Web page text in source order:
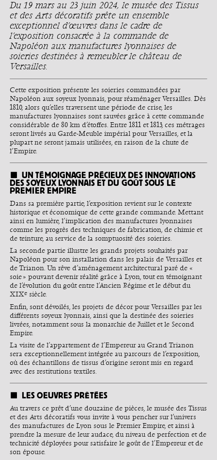
Du 19 mars au 23 juin 2024, le musée des Tissus
et des Arts décoratifs prête un ensemble
exceptionnel d’œuvres dans le cadre de
l’exposition consacrée à la commande de
Napoléon aux manufactures lyonnaises de
soieries destinées à remeubler le château de
Versailles.
Cette exposition présente les soieries commandées par
Napoléon aux soyeux lyonnais, pour réaménager Versailles. Dès
1810, alors qu’elles traversent une période de crise, les
manufactures lyonnaises sont sauvées grâce à cette commande
considérable de 80 km d’étoffes. Entre 1811 et 1813, ces métrages
seront livrés au Garde-Meuble impérial pour Versailles, et la
plupart ne seront jamais utilisées, en raison de la chute de
l’Empire.
UN TÉMOIGNAGE PRÉCIEUX DES INNOVATIONS
DES SOYEUX LYONNAIS ET DU GOÛT SOUS LE
PREMIER EMPIRE
Dans sa première partie, l’exposition revient sur le contexte
historique et économique de cette grande commande. Mettant
ainsi en lumière, l’implication des manufactures lyonnaises
comme les progrès des techniques de fabrication, de chimie et
de teinture, au service de la somptuosité des soieries.
La seconde partie illustre les grands projets souhaités par
Napoléon pour son installation dans les palais de Versailles et
de Trianon. Un rêve d’aménagement architectural paré de «
soie » pouvant devenir réalité grâce à Lyon, tout en témoignant
de l’évolution du goût entre l’Ancien Régime et le début du
XIXe siècle.
Enfin, sont dévoilés, les projets de décor pour Versailles par les
différents soyeux lyonnais, ainsi que la destinée des soieries
livrées, notamment sous la monarchie de Juillet et le Second
Empire.
La visite de l’appartement de l’Empereur au Grand Trianon
sera exceptionnellement intégrée au parcours de l’exposition,
où des échantillons de tissus d’origine seront mis en regard
avec des restitutions textiles.
LES OEUVRES PRÊTÉES
Au travers ce prêt d’une douzaine de pièces, le musée des Tissus
et des Arts décoratifs vous invite à vous pencher sur l’univers
des manufactures de Lyon sous le Premier Empire, et ainsi à
prendre la mesure de leur audace, du niveau de perfection et de
technicité déployées pour satisfaire le goût de l’Empereur et de
son épouse.